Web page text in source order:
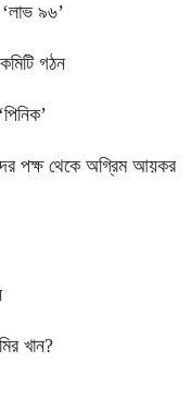
৯৬’
গঠন
পক্ষ থেকে অগ্রিম আয়কর
খান?